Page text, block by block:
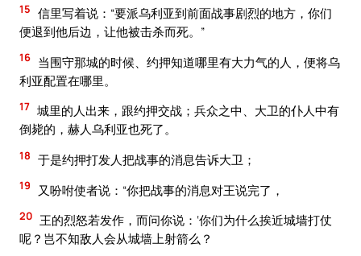
15 信里写着说：“要派乌利亚到前面战事剧烈的地方，你们
便退到他后边，让他被击杀而死。”
16 当围守那城的时候、约押知道哪里有大力气的人，便将乌
利亚配置在哪里。
17 城里的人出来，跟约押交战；兵众之中、大卫的仆人中有
倒毙的，赫人乌利亚也死了。
18 于是约押打发人把战事的消息告诉大卫；
19 又吩咐使者说：“你把战事的消息对王说完了，
20 王的烈怒若发作，而问你说：‘你们为什么挨近城墙打仗
呢？岂不知敌人会从城墙上射箭么？